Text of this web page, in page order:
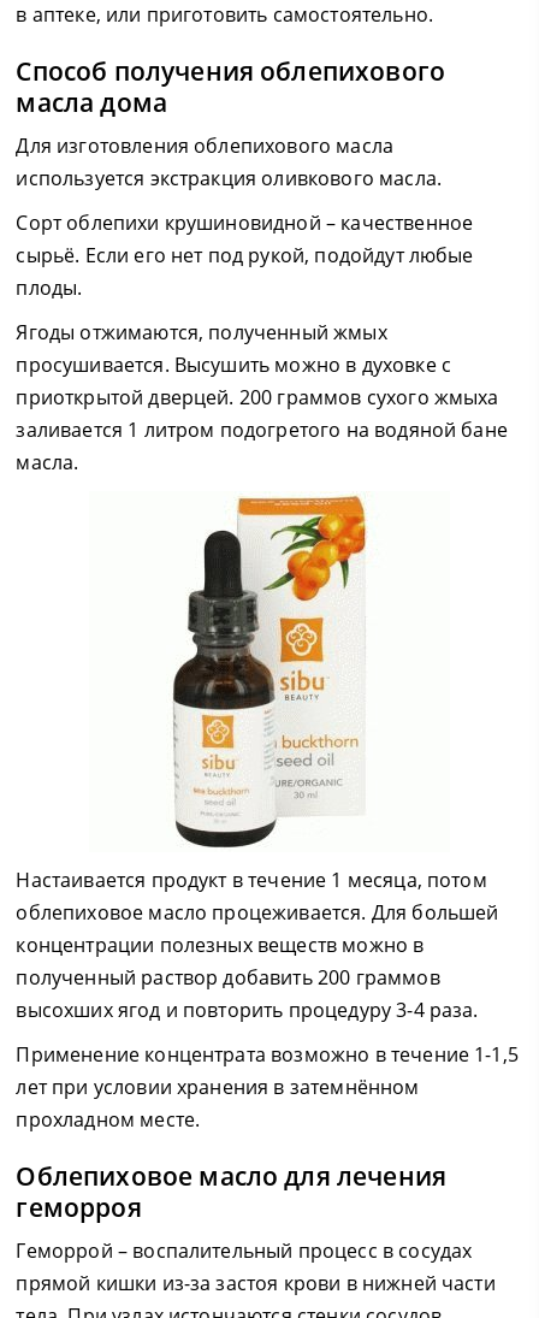
в аптеке, или приготовить самостоятельно.
Способ получения облепихового
масла дома
Для изготовления облепихового масла
используется экстракция оливкового масла.
Сорт облепихи крушиновидной – качественное
сырьё. Если его нет под рукой, подойдут любые
плоды.
Ягоды отжимаются, полученный жмых
просушивается. Высушить можно в духовке с
приоткрытой дверцей. 200 граммов сухого жмыха
заливается 1 литром подогретого на водяной бане
масла.
Настаивается продукт в течение 1 месяца, потом
облепиховое масло процеживается. Для большей
концентрации полезных веществ можно в
полученный раствор добавить 200 граммов
высохших ягод и повторить процедуру 3-4 раза.
Применение концентрата возможно в течение 1-1,5
лет при условии хранения в затемнённом
прохладном месте.
Облепиховое масло для лечения
геморроя
Геморрой – воспалительный процесс в сосудах
прямой кишки из-за застоя крови в нижней части